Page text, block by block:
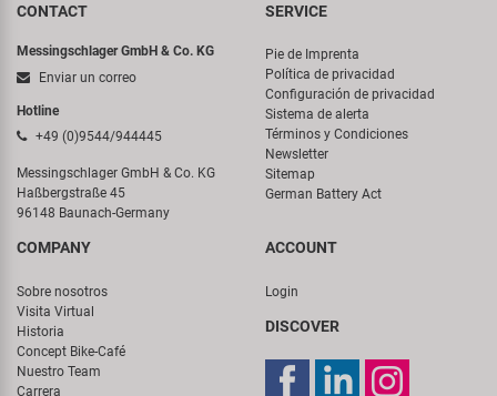
CONTACT
Messingschlager GmbH & Co. KG
Enviar un correo
Hotline
+49 (0)9544/944445
Messingschlager GmbH & Co. KG
Haßbergstraße 45
96148 Baunach-Germany
SERVICE
Pie de Imprenta
Política de privacidad
Configuración de privacidad
Sistema de alerta
Términos y Condiciones
Newsletter
Sitemap
German Battery Act
COMPANY
Sobre nosotros
Visita Virtual
Historia
Concept Bike-Café
Nuestro Team
Carrera
ACCOUNT
Login
DISCOVER